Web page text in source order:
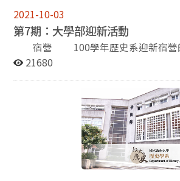
楚選課的事宜。最後茶會在下午五點半
2021-10-03
第7期：大學部迎新活動
宿營 100學年歷史系迎新宿營
2011/9/23-25，藉由三天兩夜在金山青
中，除了有晚會、系隊關、烤肉、夜間
戲、小隊劇等玩樂性質活動外，我們
讓大二的學長姐將自己在過去一年裡
讀書方法、甚至是生活上的點點滴滴
讓他們不會陷入徬徨、不知所措的困
的生活步調，並融入歷史系這個大家庭。 總迎
100學年歷史系總迎新的日期為9/8
21680